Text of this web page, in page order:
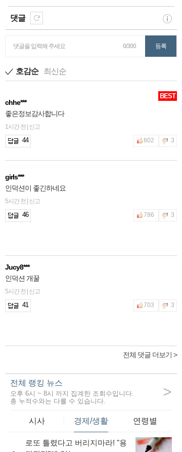
댓글
댓글을 입력해 주세요 0/300 등록
호감순 최신순
BEST
chhe***
좋은정보감사합니다
1시간 전 | 신고
44 802 3
girls***
인덕션이 좋긴하네요
5시간 전 | 신고
46 786 3
Jucy8***
인덕션 개꿀
5시간 전 | 신고
41 703 3
전체 댓글 더보기 >
전체 랭킹 뉴스
오후 6시 ~ 8시 까지 집계한 조회수입니다.
총 누적수와는 다를 수 있습니다.
>
시사 경제/생활 연령별
로또 틀렸다고 버리지마라! "용